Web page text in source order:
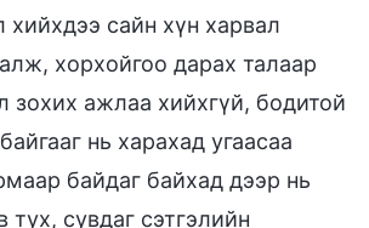
хийхдээ сайн хүн харвал
хорхойгоо дарах талаар
зохих ажлаа хийхгүй, бодитой
нь харахад угаасаа
байдаг байхад дээр нь
тух, сувдаг сэтгэлийн